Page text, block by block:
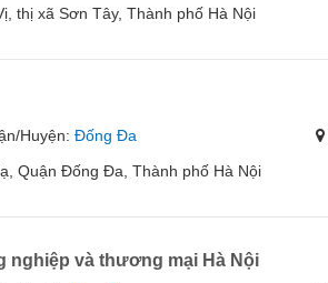
thị xã Sơn Tây, Thành phố Hà Nội
Huyện: Đống Đa
Quận Đống Đa, Thành phố Hà Nội
nghiệp và thương mại Hà Nội